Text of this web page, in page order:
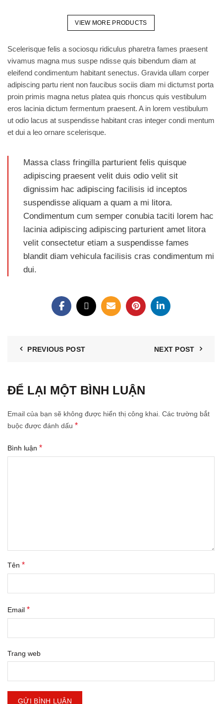
VIEW MORE PRODUCTS
Scelerisque felis a sociosqu ridiculus pharetra fames praesent
vivamus magna mus suspe ndisse quis bibendum diam at
eleifend condimentum habitant senectus. Gravida ullam corper
adipiscing partu rient non faucibus sociis diam mi dictumst porta
proin primis magna netus platea quis rhoncus quis vestibulum
eros lacinia dictum fermentum praesent. A in lorem vestibulum
ut odio lacus at suspendisse habitant cras integer condi mentum
et dui a leo ornare scelerisque.
Massa class fringilla parturient felis quisque
adipiscing praesent velit duis odio velit sit
dignissim hac adipiscing facilisis id inceptos
suspendisse aliquam a quam a mi litora.
Condimentum cum semper conubia taciti lorem hac
lacinia adipiscing adipiscing parturient amet litora
velit consectetur etiam a suspendisse fames
blandit diam vehicula facilisis cras condimentum mi
dui.
PREVIOUS POST NEXT POST
ĐỂ LẠI MỘT BÌNH LUẬN
Email của bạn sẽ không được hiển thị công khai. Các trường bắt
buộc được đánh dấu *
Bình luận *
Tên *
Email *
Trang web